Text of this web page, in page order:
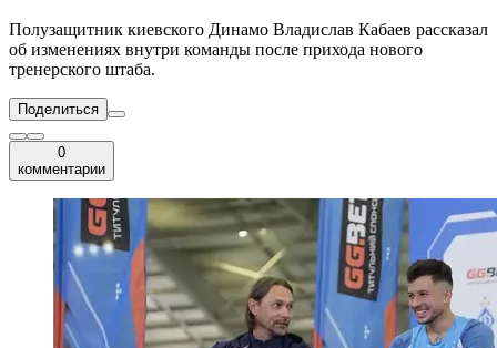
Полузащитник киевского Динамо Владислав Кабаев рассказал
об изменениях внутри команды после прихода нового
тренерского штаба.
Поделиться
0
комментарии